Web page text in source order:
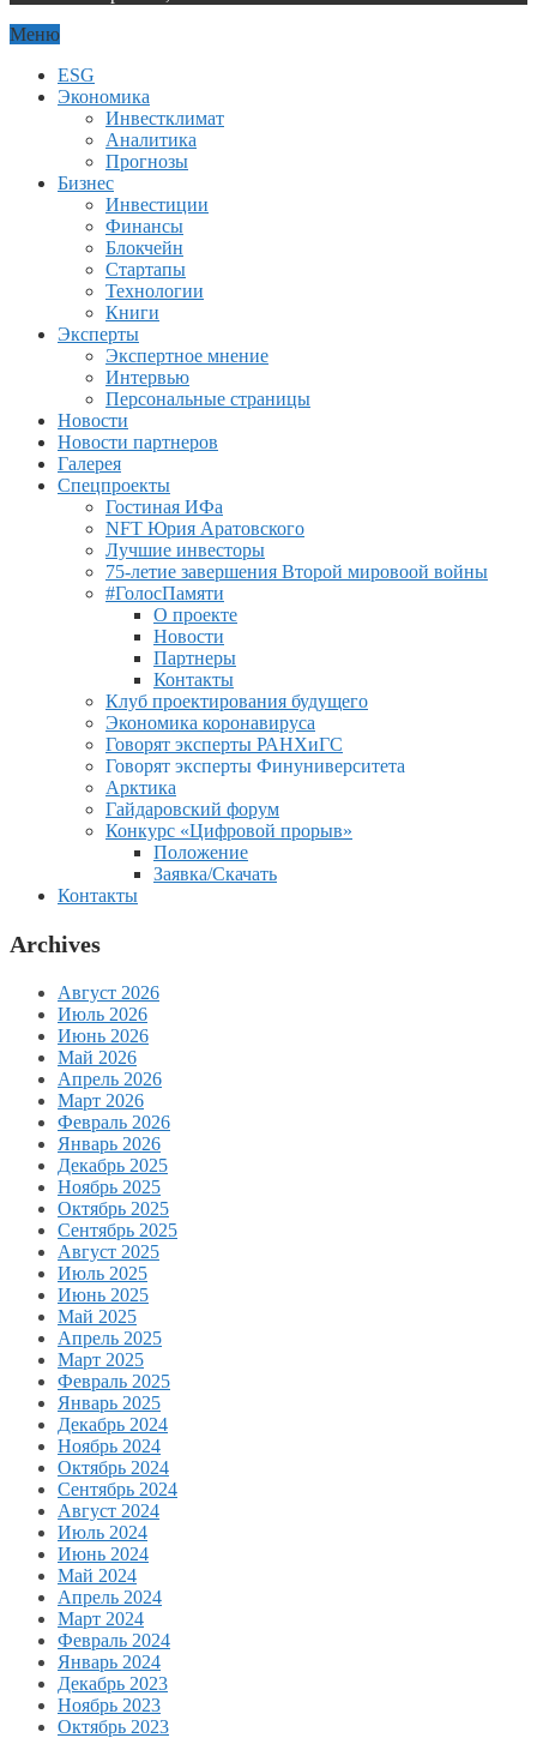
Меню
ESG
Экономика
Инвестклимат
Аналитика
Прогнозы
Бизнес
Инвестиции
Финансы
Блокчейн
Стартапы
Технологии
Книги
Эксперты
Экспертное мнение
Интервью
Персональные страницы
Новости
Новости партнеров
Галерея
Спецпроекты
Гостиная ИФа
NFT Юрия Аратовского
Лучшие инвесторы
75-летие завершения Второй мировоой войны
#ГолосПамяти
О проекте
Новости
Партнеры
Контакты
Клуб проектирования будущего
Экономика коронавируса
Говорят эксперты РАНХиГС
Говорят эксперты Финуниверситета
Арктика
Гайдаровский форум
Конкурс «Цифровой прорыв»
Положение
Заявка/Скачать
Контакты
Archives
Август 2026
Июль 2026
Июнь 2026
Май 2026
Апрель 2026
Март 2026
Февраль 2026
Январь 2026
Декабрь 2025
Ноябрь 2025
Октябрь 2025
Сентябрь 2025
Август 2025
Июль 2025
Июнь 2025
Май 2025
Апрель 2025
Март 2025
Февраль 2025
Январь 2025
Декабрь 2024
Ноябрь 2024
Октябрь 2024
Сентябрь 2024
Август 2024
Июль 2024
Июнь 2024
Май 2024
Апрель 2024
Март 2024
Февраль 2024
Январь 2024
Декабрь 2023
Ноябрь 2023
Октябрь 2023